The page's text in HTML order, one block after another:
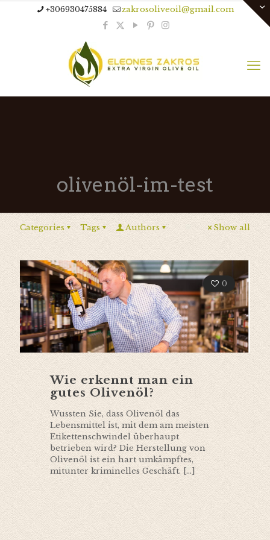
+306930475884 zakrosoliveoil@gmail.com
olivenöl-im-test
Categories Tags Authors Show all
0
Wie erkennt man ein
gutes Olivenöl?
Wussten Sie, dass Olivenöl das
Lebensmittel ist, mit dem am meisten
Etikettenschwindel überhaupt
betrieben wird? Die Herstellung von
Olivenöl ist ein hart umkämpftes,
mitunter kriminelles Geschäft. […]